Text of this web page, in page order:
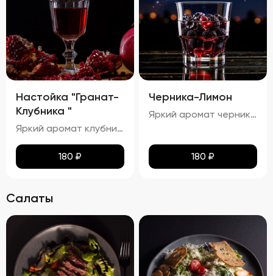
Настойка "Гранат-
Клубника "
Яркий аромат клубники и граната с тонкими нотками сладости. процент спирта в настойке "Гранат-Малина" составляет приблизительно 24,24%.
180 ₽
Черника-Лимон
Яркий аромат черники и лимона с тонкими нотками сладости.процент спирта в настойке "Черника-Лимон" составляет приблизительно 25,81%.
180 ₽
Салаты